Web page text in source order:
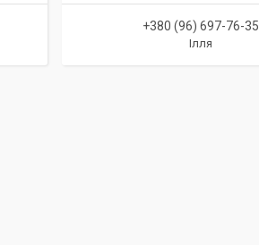
+380 (96) 697-76-35
Ілля